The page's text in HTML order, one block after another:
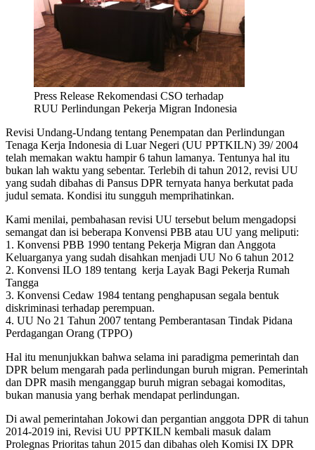
Press Release Rekomendasi CSO terhadap
RUU Perlindungan Pekerja Migran Indonesia
Revisi Undang-Undang tentang Penempatan dan Perlindungan
Tenaga Kerja Indonesia di Luar Negeri (UU PPTKILN) 39/ 2004
telah memakan waktu hampir 6 tahun lamanya. Tentunya hal itu
bukan lah waktu yang sebentar. Terlebih di tahun 2012, revisi UU
yang sudah dibahas di Pansus DPR ternyata hanya berkutat pada
judul semata. Kondisi itu sungguh memprihatinkan.
Kami menilai, pembahasan revisi UU tersebut belum mengadopsi
semangat dan isi beberapa Konvensi PBB atau UU yang meliputi:
1. Konvensi PBB 1990 tentang Pekerja Migran dan Anggota
Keluarganya yang sudah disahkan menjadi UU No 6 tahun 2012
2. Konvensi ILO 189 tentang kerja Layak Bagi Pekerja Rumah
Tangga
3. Konvensi Cedaw 1984 tentang penghapusan segala bentuk
diskriminasi terhadap perempuan.
4. UU No 21 Tahun 2007 tentang Pemberantasan Tindak Pidana
Perdagangan Orang (TPPO)
Hal itu menunjukkan bahwa selama ini paradigma pemerintah dan
DPR belum mengarah pada perlindungan buruh migran. Pemerintah
dan DPR masih menganggap buruh migran sebagai komoditas,
bukan manusia yang berhak mendapat perlindungan.
Di awal pemerintahan Jokowi dan pergantian anggota DPR di tahun
2014-2019 ini, Revisi UU PPTKILN kembali masuk dalam
Prolegnas Prioritas tahun 2015 dan dibahas oleh Komisi IX DPR